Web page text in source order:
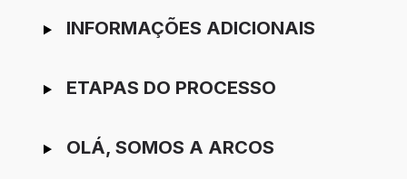
INFORMAÇÕES ADICIONAIS
ETAPAS DO PROCESSO
OLÁ, SOMOS A ARCOS